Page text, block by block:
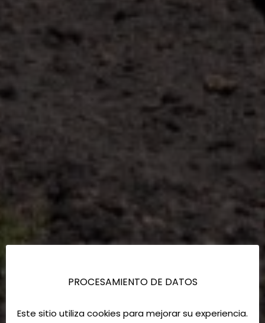
PROCESAMIENTO DE DATOS
Este sitio utiliza cookies para mejorar su experiencia.